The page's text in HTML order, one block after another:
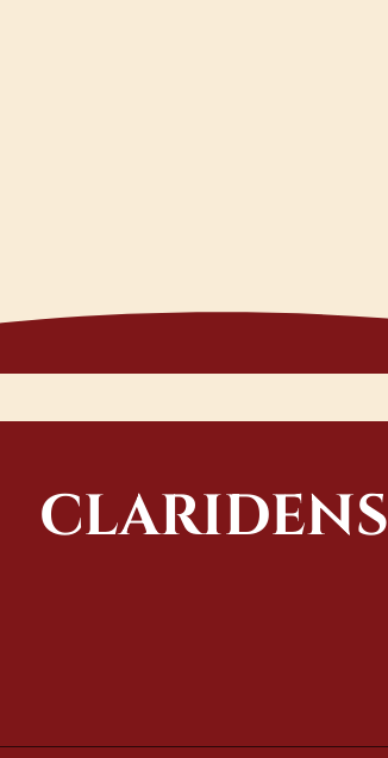
CLARIDENS